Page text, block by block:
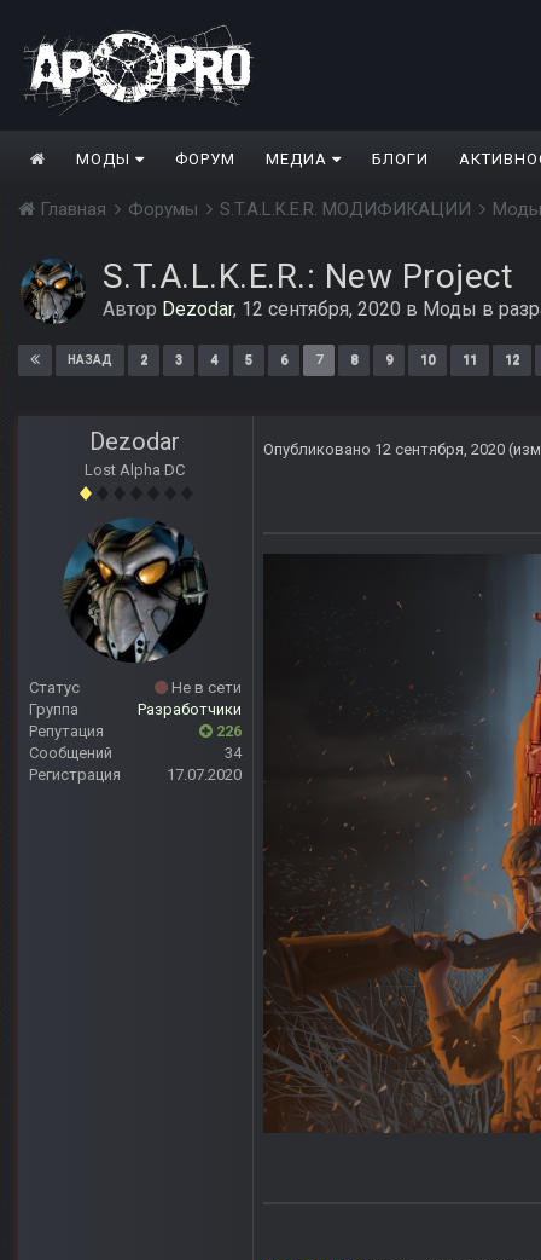
МОДЫ ФОРУМ МЕДИА БЛОГИ
Главная Форумы S.T.A.L.K.E.R. МОДИФИКАЦИИ Моды
S.T.A.L.K.E.R.: New Project
Автор Dezodar, 12 сентября, 2020 в Моды в
НАЗАД 2 3 4 5 6 7 8 9 10 11 12
Dezodar
Lost Alpha DC
Статус
Не в сети
Группа
Разработчики
Репутация
226
Сообщений
34
Регистрация
17.07.2020
Опубликовано 12 сентября, 2020